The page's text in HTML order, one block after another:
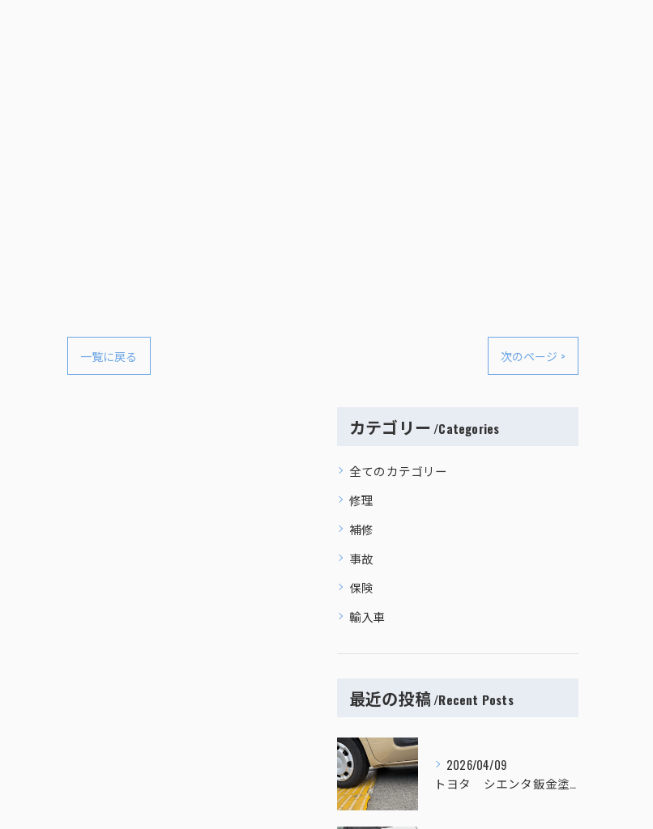
一覧に戻る 次のページ >
カテゴリー Categories
全てのカテゴリー
修理
補修
事故
保険
輸入車
最近の投稿 Recent Posts
2026/04/09
トヨタ シエンタ鈑金塗装